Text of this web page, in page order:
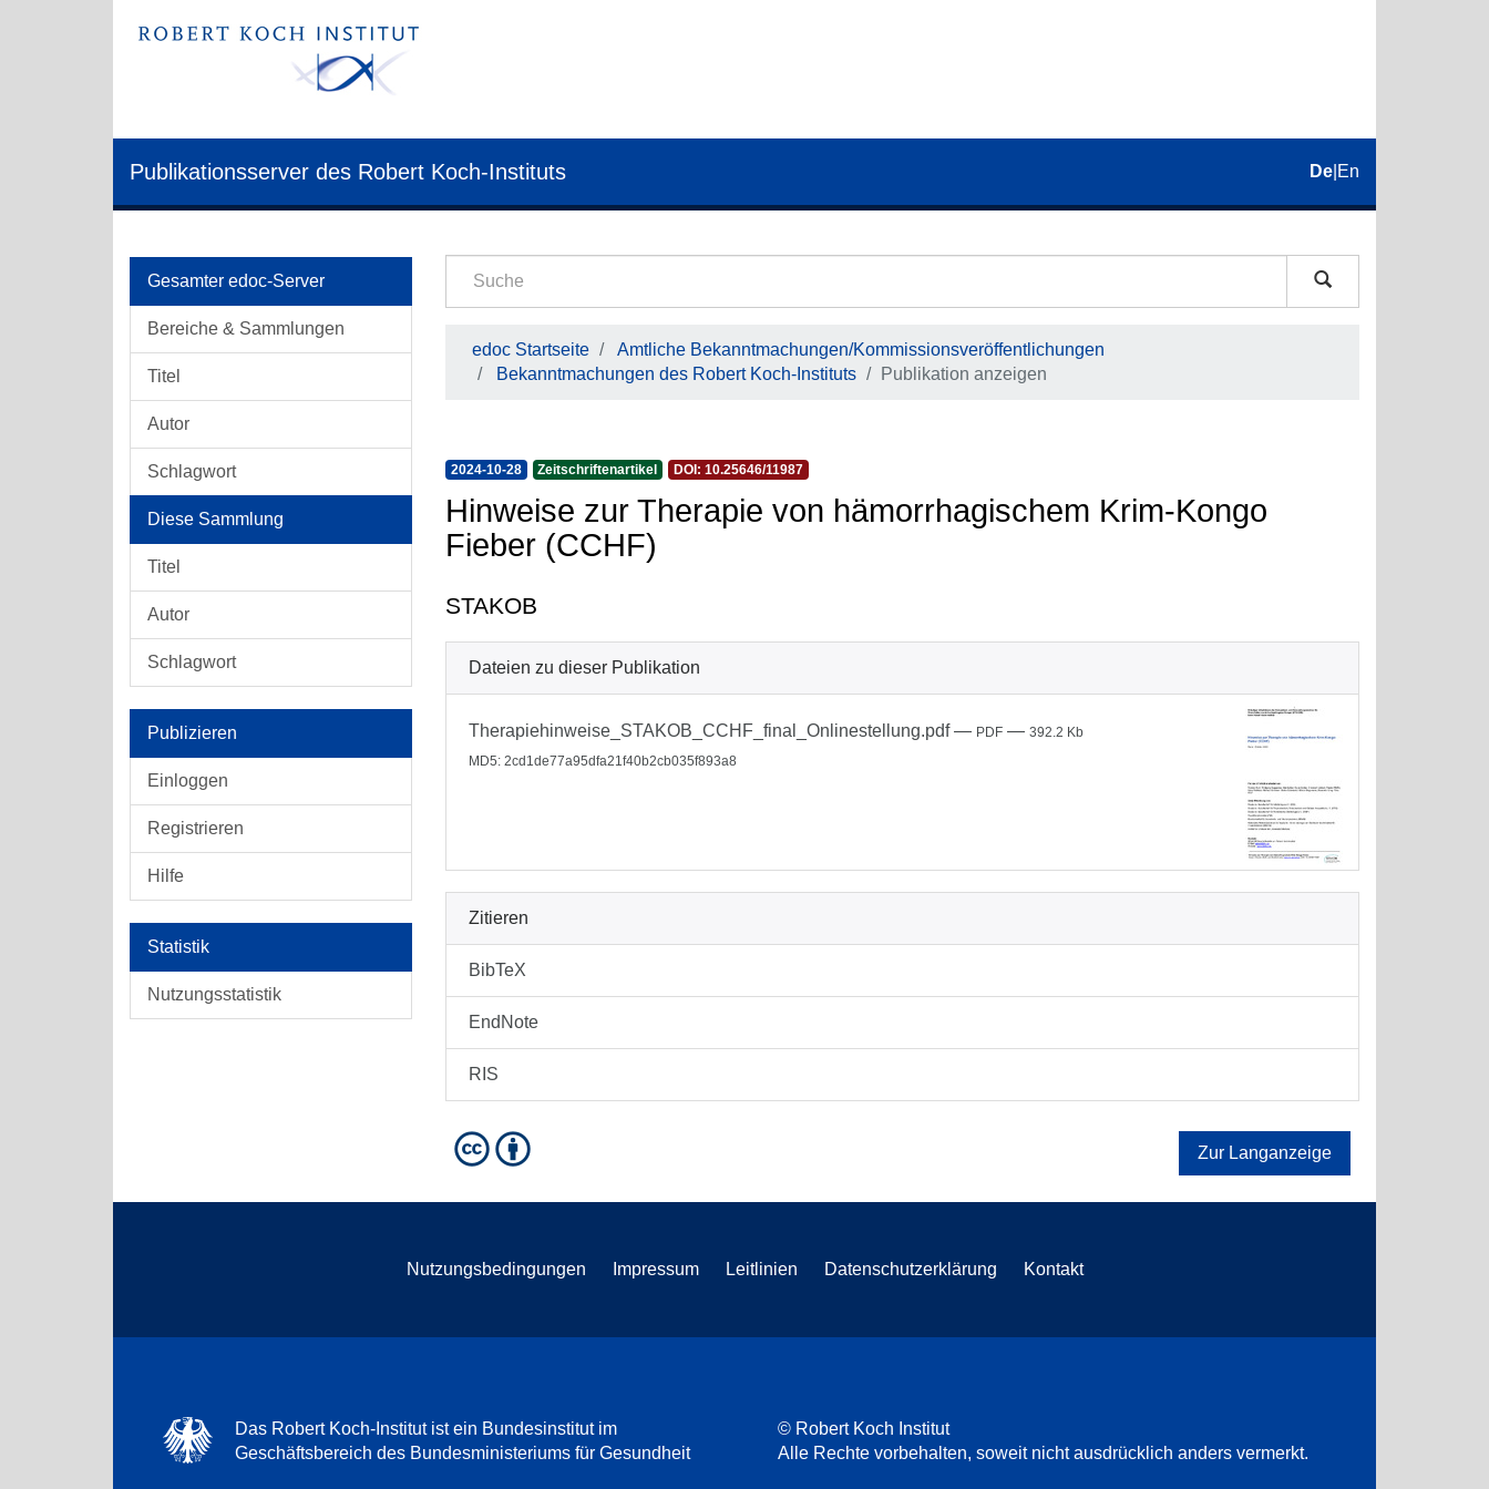
Publikationsserver des Robert Koch-Instituts De En
Gesamter edoc-Server
Bereiche & Sammlungen
Titel
Autor
Schlagwort
Diese Sammlung
Titel
Autor
Schlagwort
Publizieren
Einloggen
Registrieren
Hilfe
Statistik
Nutzungsstatistik
edoc Startseite
Amtliche Bekanntmachungen/Kommissionsveröffentlichungen
Bekanntmachungen des Robert Koch-Instituts
Publikation anzeigen
2024-10-28 Zeitschriftenartikel DOI: 10.25646/11987
Hinweise zur Therapie von hämorrhagischem Krim-Kongo
Fieber (CCHF)
STAKOB
Dateien zu dieser Publikation
Therapiehinweise_STAKOB_CCHF_final_Onlinestellung.pdf— PDF — 392.2 Kb
MD5: 2cd1de77a95dfa21f40b2cb035f893a8
Zitieren
BibTeX
EndNote
RIS
Zur Langanzeige
Nutzungsbedingungen Impressum Leitlinien Datenschutzerklärung Kontakt
Das Robert Koch-Institut ist ein Bundesinstitut im
Geschäftsbereich des Bundesministeriums für Gesundheit
© Robert Koch Institut
Alle Rechte vorbehalten, soweit nicht ausdrücklich anders vermerkt.